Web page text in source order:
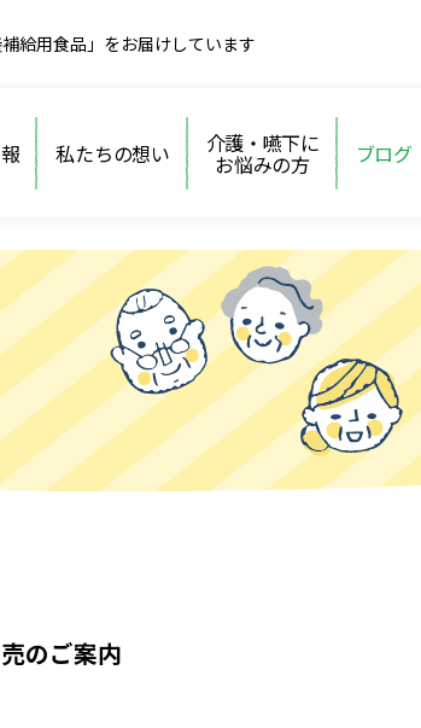
給用食品」をお届けしています
私たちの想い 介護・嚥下に
お悩みの方 ブログ
のご案内